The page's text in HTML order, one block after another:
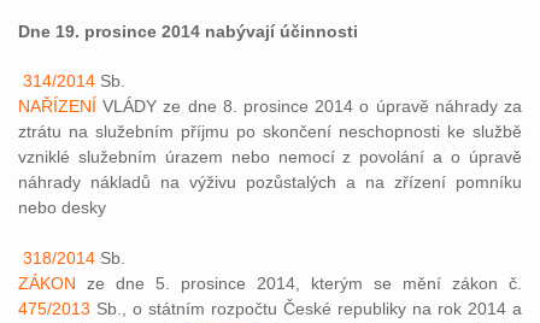
Dne 19. prosince 2014 nabývají účinnosti
314/2014 Sb.
NAŘÍZENÍ VLÁDY ze dne 8. prosince 2014 o úpravě náhrady za
ztrátu na služebním příjmu po skončení neschopnosti ke službě
vzniklé služebním úrazem nebo nemocí z povolání a o úpravě
náhrady nákladů na výživu pozůstalých a na zřízení pomníku
nebo desky
318/2014 Sb.
ZÁKON ze dne 5. prosince 2014, kterým se mění zákon č.
475/2013 Sb., o státním rozpočtu České republiky na rok 2014 a